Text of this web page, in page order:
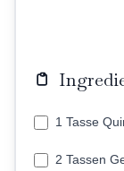
1 Tasse
2 Tassen